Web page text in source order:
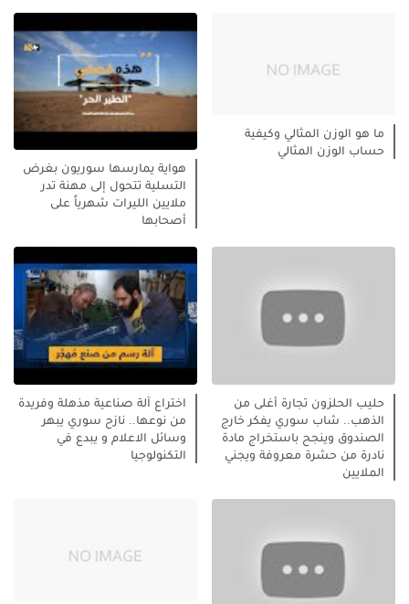
ما هو الوزن المثالي وكيفية
حساب الوزن المثالي
هواية يمارسها سوريون بغرض
التسلية تتحول إلى مهنة تدر
ملايين الليرات شهرياً على
أصحابها
حليب الحلزون تجارة أغلى من
الذهب.. شاب سوري يفكر خارج
الصندوق وينجح باستخراج مادة
نادرة من حشرة معروفة ويجني
الملايين
اختراع آلة صناعية مذهلة وفريدة
من نوعها.. نازح سوري يبهر
وسائل الاعلام و يبدع في
التكنولوجيا